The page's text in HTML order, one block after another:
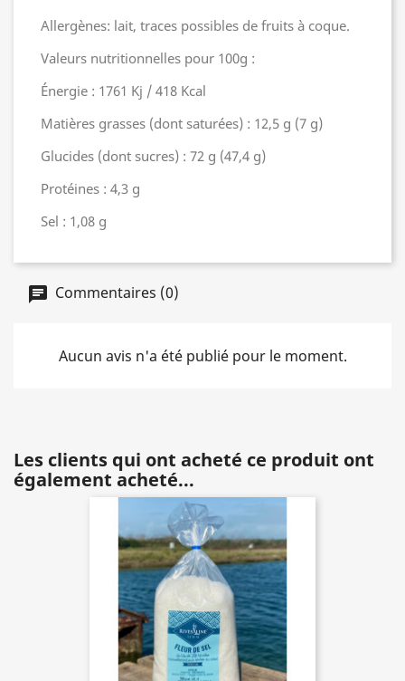
Allergènes: lait, traces possibles de fruits à coque.
Valeurs nutritionnelles pour 100g :
Énergie : 1761 Kj / 418 Kcal
Matières grasses (dont saturées) : 12,5 g (7 g)
Glucides (dont sucres) : 72 g (47,4 g)
Protéines : 4,3 g
Sel : 1,08 g
Commentaires (0)
Aucun avis n'a été publié pour le moment.
Les clients qui ont acheté ce produit ont
également acheté...